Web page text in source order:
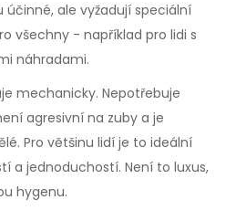
účinné, ale vyžadují speciální
všechny - například pro lidi s
náhradami.
mechanicky. Nepotřebuje
agresivní na zuby a je
Pro většinu lidí je to ideální
a jednoduchostí. Není to luxus,
hygenu.